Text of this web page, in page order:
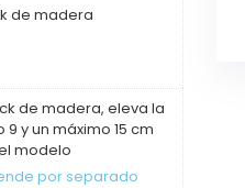
de madera
de madera, eleva la
y un máximo 15 cm
modelo
por separado